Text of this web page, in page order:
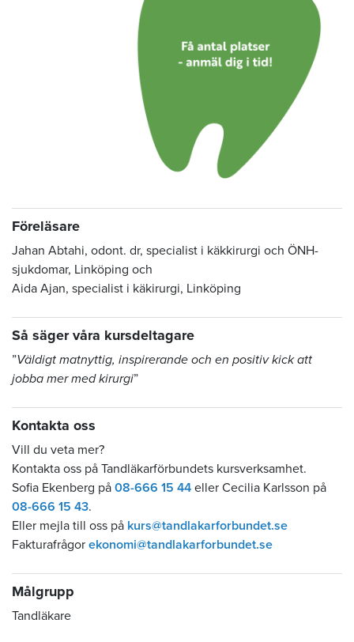
Föreläsare
Jahan Abtahi, odont. dr, specialist i käkkirurgi och ÖNH-
sjukdomar, Linköping och
Aida Ajan, specialist i käkirurgi, Linköping
Så säger våra kursdeltagare
”Väldigt matnyttig, inspirerande och en positiv kick att
jobba mer med kirurgi”
Kontakta oss
Vill du veta mer?
Kontakta oss på Tandläkarförbundets kursverksamhet.
Sofia Ekenberg på 08-666 15 44 eller Cecilia Karlsson på
08-666 15 43.
Eller mejla till oss på kurs@tandlakarforbundet.se
Fakturafrågor ekonomi@tandlakarforbundet.se
Målgrupp
Tandläkare